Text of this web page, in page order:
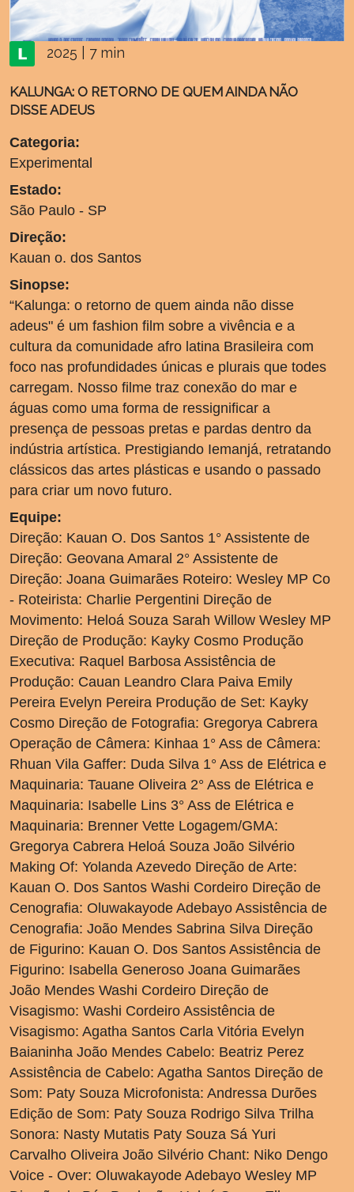
2025 | 7 min
KALUNGA: O RETORNO DE QUEM AINDA NÃO
DISSE ADEUS
Categoria:
Experimental
Estado:
São Paulo - SP
Direção:
Kauan o. dos Santos
Sinopse:
“Kalunga: o retorno de quem ainda não disse
adeus" é um fashion film sobre a vivência e a
cultura da comunidade afro latina Brasileira com
foco nas profundidades únicas e plurais que todes
carregam. Nosso filme traz conexão do mar e
águas como uma forma de ressignificar a
presença de pessoas pretas e pardas dentro da
indústria artística. Prestigiando Iemanjá, retratando
clássicos das artes plásticas e usando o passado
para criar um novo futuro.
Equipe:
Direção: Kauan O. Dos Santos 1° Assistente de
Direção: Geovana Amaral 2° Assistente de
Direção: Joana Guimarães Roteiro: Wesley MP Co
- Roteirista: Charlie Pergentini Direção de
Movimento: Heloá Souza Sarah Willow Wesley MP
Direção de Produção: Kayky Cosmo Produção
Executiva: Raquel Barbosa Assistência de
Produção: Cauan Leandro Clara Paiva Emily
Pereira Evelyn Pereira Produção de Set: Kayky
Cosmo Direção de Fotografia: Gregorya Cabrera
Operação de Câmera: Kinhaa 1° Ass de Câmera:
Rhuan Vila Gaffer: Duda Silva 1° Ass de Elétrica e
Maquinaria: Tauane Oliveira 2° Ass de Elétrica e
Maquinaria: Isabelle Lins 3° Ass de Elétrica e
Maquinaria: Brenner Vette Logagem/GMA:
Gregorya Cabrera Heloá Souza João Silvério
Making Of: Yolanda Azevedo Direção de Arte:
Kauan O. Dos Santos Washi Cordeiro Direção de
Cenografia: Oluwakayode Adebayo Assistência de
Cenografia: João Mendes Sabrina Silva Direção
de Figurino: Kauan O. Dos Santos Assistência de
Figurino: Isabella Generoso Joana Guimarães
João Mendes Washi Cordeiro Direção de
Visagismo: Washi Cordeiro Assistência de
Visagismo: Agatha Santos Carla Vitória Evelyn
Baianinha João Mendes Cabelo: Beatriz Perez
Assistência de Cabelo: Agatha Santos Direção de
Som: Paty Souza Microfonista: Andressa Durões
Edição de Som: Paty Souza Rodrigo Silva Trilha
Sonora: Nasty Mutatis Paty Souza Sá Yuri
Carvalho Oliveira João Silvério Chant: Niko Dengo
Voice - Over: Oluwakayode Adebayo Wesley MP